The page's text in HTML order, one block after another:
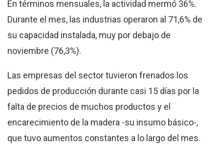
En términos mensuales, la actividad mermó 36%.
Durante el mes, las industrias operaron al 71,6% de
su capacidad instalada, muy por debajo de
noviembre (76,3%).
Las empresas del sector tuvieron frenados los
pedidos de producción durante casi 15 días por la
falta de precios de muchos productos y el
encarecimiento de la madera -su insumo básico-,
que tuvo aumentos constantes a lo largo del mes.